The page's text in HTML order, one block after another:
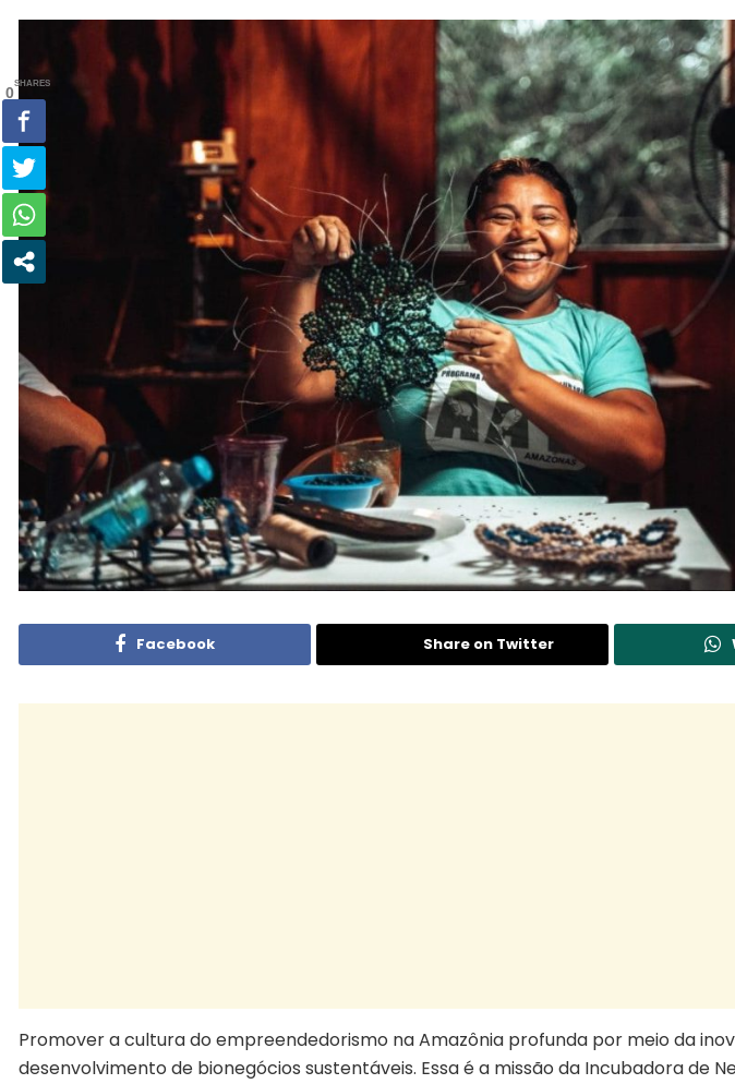
Facebook Share on Twitter
Promover a cultura do empreendedorismo na Amazônia profunda por meio da
desenvolvimento de bionegócios sustentáveis. Essa é a missão da Incubadora de
0
SHARES